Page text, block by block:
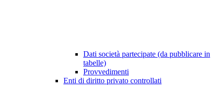
Dati società partecipate (da pubblicare in
tabelle)
Provvedimenti
Enti di diritto privato controllati